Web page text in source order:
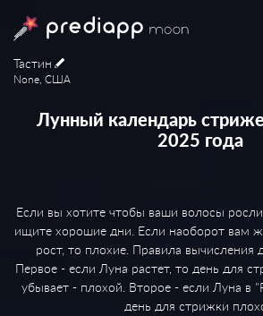
Тастин
None, США
Лунный календарь
2025 года
Если вы хотите чтобы ваши волосы
ищите хорошие дни. Если наоборот вам
рост, то плохие. Правила вычисления
Первое - если Луна растет, то день для
убывает - плохой. Второе - если Луна в
день для стрижки